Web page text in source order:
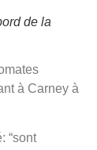
de la
à Carney à
“sont